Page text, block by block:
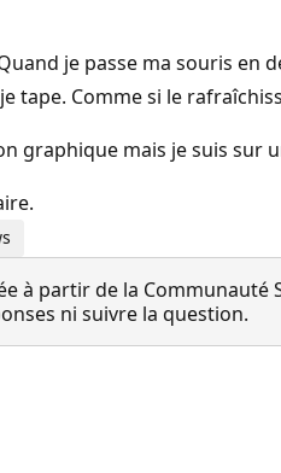
je passe ma souris
tape. Comme si le
graphique mais je suis
à partir de la
ni suivre la question.